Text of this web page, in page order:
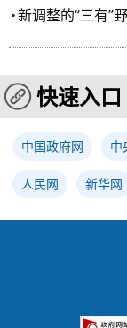
新调整的“三有”
快速入口
中国政府网 中
人民网 新华网